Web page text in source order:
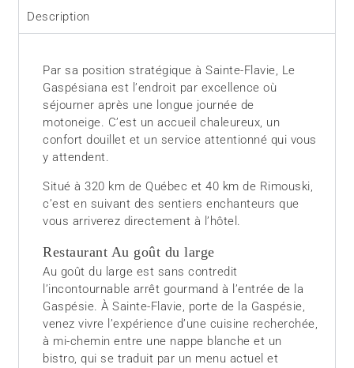
Description
Par sa position stratégique à Sainte-Flavie, Le
Gaspésiana est l’endroit par excellence où
séjourner après une longue journée de
motoneige. C’est un accueil chaleureux, un
confort douillet et un service attentionné qui vous
y attendent.
Situé à 320 km de Québec et 40 km de Rimouski,
c’est en suivant des sentiers enchanteurs que
vous arriverez directement à l’hôtel.
Restaurant Au goût du large
Au goût du large est sans contredit
l’incontournable arrêt gourmand à l’entrée de la
Gaspésie. À Sainte-Flavie, porte de la Gaspésie,
venez vivre l’expérience d’une cuisine recherchée,
à mi-chemin entre une nappe blanche et un
bistro, qui se traduit par un menu actuel et